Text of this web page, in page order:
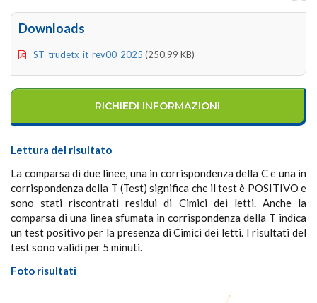
Downloads
ST_trudetx_it_rev00_2025 (250.99 KB)
RICHIEDI INFORMAZIONI
Lettura del risultato
La comparsa di due linee, una in corrispondenza della C e una in
corrispondenza della T (Test) significa che il test è POSITIVO e
sono stati riscontrati residui di Cimici dei letti. Anche la
comparsa di una linea sfumata in corrispondenza della T indica
un test positivo per la presenza di Cimici dei letti. I risultati del
test sono validi per 5 minuti.
Foto risultati